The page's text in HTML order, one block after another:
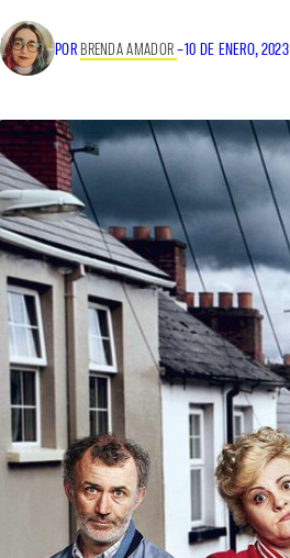
POR BRENDA AMADOR–10 DE ENERO, 2023